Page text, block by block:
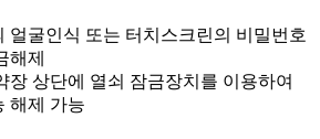
얼굴인식 또는 터치스크린의 비밀번호
해제
장 상단에 열쇠 잠금장치를 이용하여
해제 가능